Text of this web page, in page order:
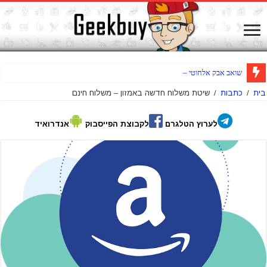
שואב אבק אלחוטי – דרימי Dre
בית / כתבות / שיטת משלוח חדשה באמזון – משלוח חינם
לערוץ הטלגרם לקבוצת הפייסבוק אנדרואיד